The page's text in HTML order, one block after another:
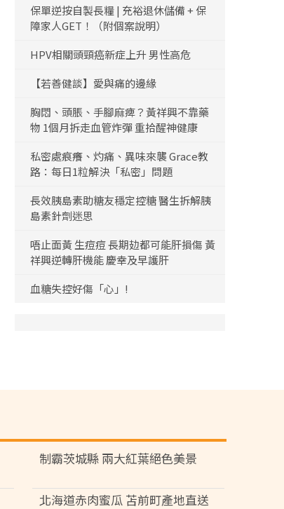
保單逆按自製長糧 | 充裕退休儲備 + 保
障家人GET！（附個案說明）
HPV相關頭頸癌新症上升 男性高危
【若善健談】愛與痛的邊緣
胸悶、頭脹、手腳麻痺？黃祥興不靠藥
物 1個月拆走血管炸彈 重拾醒神健康
私密處痕癢、灼痛、異味來襲 Grace教
路：每日1粒解決「私密」問題
長效胰島素助糖友穩定控糖 醫生拆解胰
島素針劑迷思
唔止面黃 生痘痘 長期攰都可能肝損傷 黃
祥興逆轉肝機能 慶幸及早護肝
血糖失控好傷「心」!
制霸茨城縣 兩大紅葉絕色美景
北海道赤肉蜜瓜 苫前町產地直送